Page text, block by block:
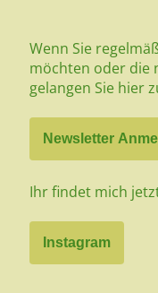
Wenn Sie
möchten oder die
gelangen Sie hier
Newsletter
Ihr findet mich
Instagram